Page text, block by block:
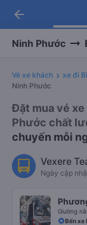
-
arrow_back
Ninh Phước
Vé xe khách xe đi
Ninh Phước
Đặt mua vé
Phước chất
chuyến mỗi
Vexere
Ngày cập
Giường
Bến xe